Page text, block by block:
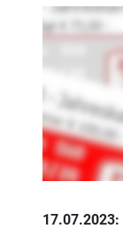
17.07.2023: